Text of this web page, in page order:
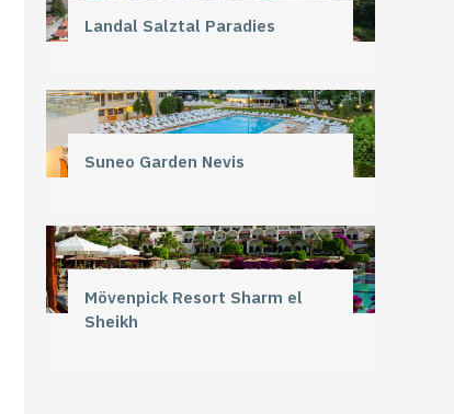
Landal Salztal Paradies
Suneo Garden Nevis
Mövenpick Resort Sharm el
Sheikh